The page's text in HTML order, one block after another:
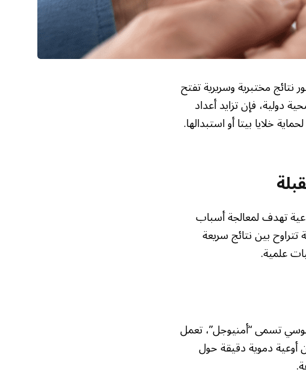
مختبرية وسريرية تفتح
دولية، فإن تزايد أعداد
خلايا بيتا أو استبدالها.
تهدف لمعالجة أسباب
بين نتائج سريعة
علمية.
تسمى “أمنيوجل”، تعمل
أوعية دموية دقيقة حول